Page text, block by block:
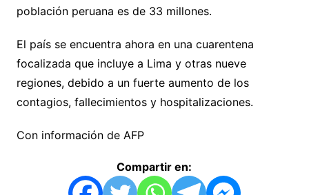
población peruana es de 33 millones.
El país se encuentra ahora en una cuarentena
focalizada que incluye a Lima y otras nueve
regiones, debido a un fuerte aumento de los
contagios, fallecimientos y hospitalizaciones.
Con información de AFP
Compartir en: